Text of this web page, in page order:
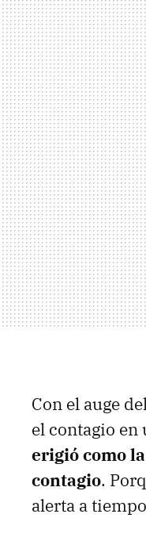
Con el auge
el contagio
erigió como
contagio.
alerta a